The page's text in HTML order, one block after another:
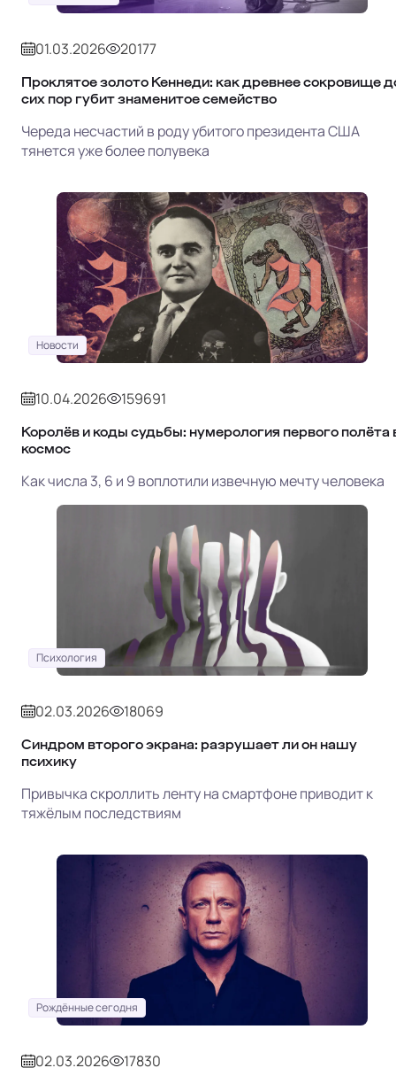
01.03.2026 20177
Проклятое золото Кеннеди: как древнее сокровище
сих пор губит знаменитое семейство
Череда несчастий в роду убитого президента США
тянется уже более полувека
Новости
10.04.2026 159691
Королёв и коды судьбы: нумерология первого полёта
космос
Как числа 3, 6 и 9 воплотили извечную мечту человека
Психология
02.03.2026 18069
Синдром второго экрана: разрушает ли он нашу
психику
Привычка скроллить ленту на смартфоне приводит к
тяжёлым последствиям
Рождённые сегодня
02.03.2026 17830